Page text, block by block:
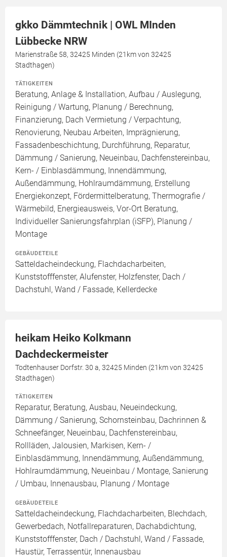
gkko Dämmtechnik | OWL MInden
Lübbecke NRW
Marienstraße 58, 32425 Minden (21km von 32425
Stadthagen)
TÄTIGKEITEN
Beratung, Anlage & Installation, Aufbau / Auslegung,
Reinigung / Wartung, Planung / Berechnung,
Finanzierung, Dach Vermietung / Verpachtung,
Renovierung, Neubau Arbeiten, Imprägnierung,
Fassadenbeschichtung, Durchführung, Reparatur,
Dämmung / Sanierung, Neueinbau, Dachfenstereinbau,
Kern- / Einblasdämmung, Innendämmung,
Außendämmung, Hohlraumdämmung, Erstellung
Energiekonzept, Fördermittelberatung, Thermografie /
Wärmebild, Energieausweis, Vor-Ort Beratung,
Individueller Sanierungsfahrplan (iSFP), Planung /
Montage
GEBÄUDETEILE
Satteldacheindeckung, Flachdacharbeiten,
Kunststofffenster, Alufenster, Holzfenster, Dach /
Dachstuhl, Wand / Fassade, Kellerdecke
heikam Heiko Kolkmann
Dachdeckermeister
Todtenhauser Dorfstr. 30 a, 32425 Minden (21km von 32425
Stadthagen)
TÄTIGKEITEN
Reparatur, Beratung, Ausbau, Neueindeckung,
Dämmung / Sanierung, Schornsteinbau, Dachrinnen &
Schneefänger, Neueinbau, Dachfenstereinbau,
Rollläden, Jalousien, Markisen, Kern- /
Einblasdämmung, Innendämmung, Außendämmung,
Hohlraumdämmung, Neueinbau / Montage, Sanierung
/ Umbau, Innenausbau, Planung / Montage
GEBÄUDETEILE
Satteldacheindeckung, Flachdacharbeiten, Blechdach,
Gewerbedach, Notfallreparaturen, Dachabdichtung,
Kunststofffenster, Dach / Dachstuhl, Wand / Fassade,
Haustür, Terrassentür, Innenausbau